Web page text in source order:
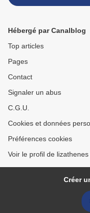
Hébergé par Canalblog
Top articles
Pages
Contact
Signaler un abus
C.G.U.
Cookies et données
Préférences cookies
Voir le profil de
Créer